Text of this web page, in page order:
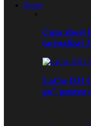
Drone
Cum zbori
(actualizat
LaCie DJI
go” pentru